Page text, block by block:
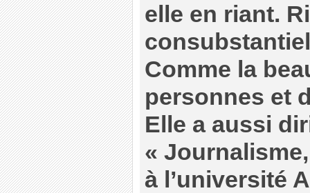
elle en riant.
Comme la
personnes et
Elle a aussi
«
à l’université